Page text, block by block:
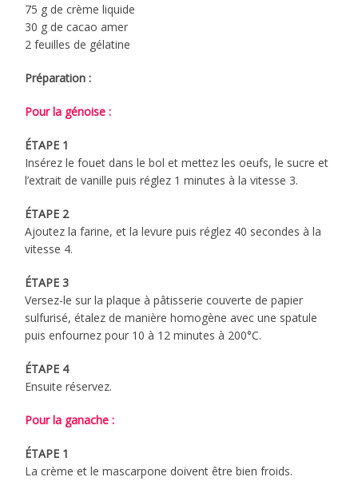
75 g de crème liquide
30 g de cacao amer
2 feuilles de gélatine
Préparation :
Pour la génoise :
ÉTAPE 1
Insérez le fouet dans le bol et mettez les oeufs, le sucre et
l’extrait de vanille puis réglez 1 minutes à la vitesse 3.
ÉTAPE 2
Ajoutez la farine, et la levure puis réglez 40 secondes à la
vitesse 4.
ÉTAPE 3
Versez-le sur la plaque à pâtisserie couverte de papier
sulfurisé, étalez de manière homogène avec une spatule
puis enfournez pour 10 à 12 minutes à 200°C.
ÉTAPE 4
Ensuite réservez.
Pour la ganache :
ÉTAPE 1
La crème et le mascarpone doivent être bien froids.